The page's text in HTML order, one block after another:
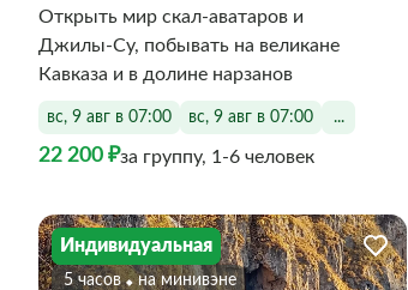
Открыть мир скал‑аватаров и
Джилы‑Су, побывать на великане
Кавказа и в долине нарзанов
вс, 9 авг в 07:00 вс, 9 авг в 07:00 ...
22 200 ₽за группу, 1-6 человек
Индивидуальная
5 часов На минивэне